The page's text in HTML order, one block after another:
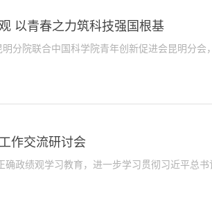
以青春之力筑科技强国根基
分院联合中国科学院青年创新促进会昆明分
作交流研讨会
确政绩观学习教育，进一步学习贯彻习近平总